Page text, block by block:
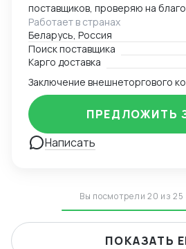
поставщиков, проверяю на
выстраиваю долгосрочные
Осуществляю полный цикл
производителями от поиска
товаров, до поставки продукции
Берусь за сложные проекты и
нестандартные вопросы.
Работает в странах
Беларусь, Россия
Поиск поставщика
Карго доставка
Написать
ПРЕДЛОЖИТЬ
Вы посмотрели 20 из 25
ПОКАЗАТЬ